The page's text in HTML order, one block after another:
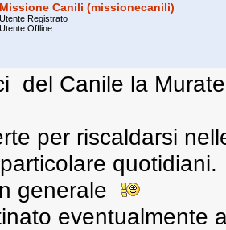
Missione Canili (missionecanili)
Utente Registrato
Utente Offline
del Canile la
per riscaldarsi
generale
eventualmente